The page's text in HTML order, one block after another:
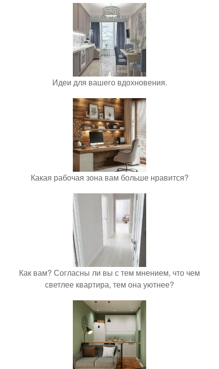
Идеи для вашего вдохновения.
Какая рабочая зона вам больше нравится?
Как вам? Согласны ли вы с тем мнением, что чем
светлее квартира, тем она уютнее?